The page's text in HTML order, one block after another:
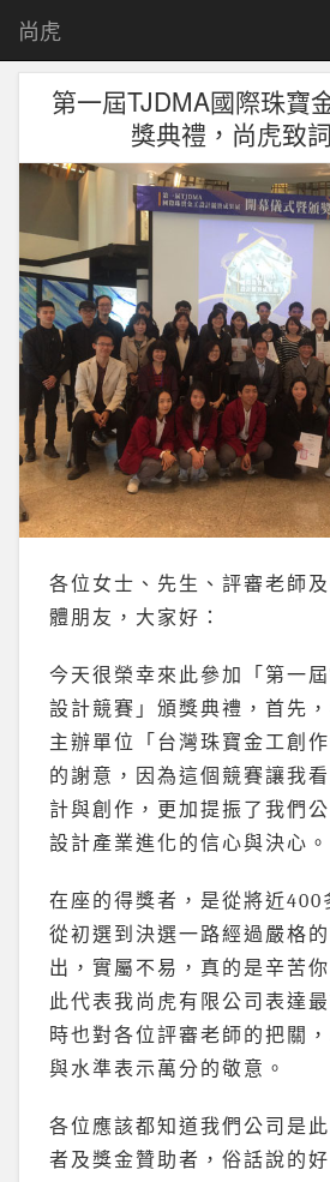
尚虎
第一屆TJDMA國際珠寶
獎典禮，尚虎致
各位女士、先生、評審老師
體朋友，大家好：
今天很榮幸來此參加「第一
設計競賽」頒獎典禮，首先
主辦單位「台灣珠寶金工創
的謝意，因為這個競賽讓我
計與創作，更加提振了我們
設計產業進化的信心與決心。
在座的得獎者，是從將近400
從初選到決選一路經過嚴格
出，實屬不易，真的是辛苦
此代表我尚虎有限公司表達
時也對各位評審老師的把關
與水準表示萬分的敬意。
各位應該都知道我們公司是
者及獎金贊助者，俗話說的